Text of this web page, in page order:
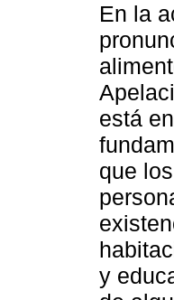
En la
está
que
y